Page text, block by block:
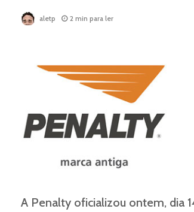
aletp 2 min para ler
A Penalty oficializou ontem, dia